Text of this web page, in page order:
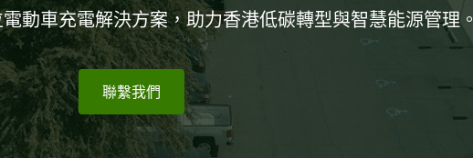
動車充電解決方案，助力香港低碳轉型與智慧能源管理。
聯繫我們